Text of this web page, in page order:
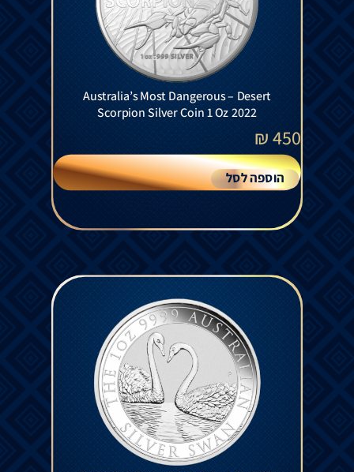
Australia’s Most Dangerous – Desert
Scorpion Silver Coin 1 Oz 2022
450
₪
הוספה לסל